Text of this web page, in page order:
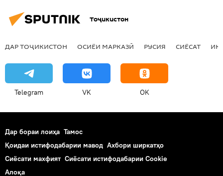
Тоҷикистон
ДАР ТОҶИКИСТОН ОСИЁИ МАРКАЗӢ РУСИЯ СИЁСАТ
Telegram VK OK
Дар бораи лоиҳа Тамос
Қоидаи истифодабарии мавод Ахбори ширкатҳо
Сиёсати махфият Сиёсати истифодабарии Cookie
Алоқа